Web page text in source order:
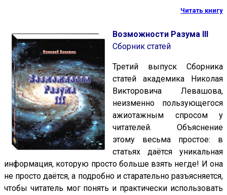
Читать книгу
Возможности Разума III
Сборник статей
Третий выпуск Сборника
статей академика Николая
Викторовича Левашова,
неизменно пользующегося
ажиотажным спросом у
читателей. Объяснение
этому весьма простое: в
статьях даётся уникальная
информация, которую просто больше взять негде! И она
не просто даётся, а подробно и старательно разъясняется,
чтобы читатель мог понять и практически использовать